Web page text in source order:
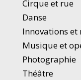
Cirque et rue
Danse
Innovations
Musique et
Photographie
Théâtre